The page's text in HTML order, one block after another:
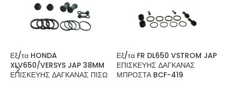
Εξ/τα HONDA
XLV650/VERSYS JAP 38MM
ΕΠΙΣΚΕΥΗΣ ΔΑΓΚΑΝΑΣ ΠΙΣΩ
Εξ/τα FR DL650 VSTROM JAP
ΕΠΙΣΚΕΥΗΣ ΔΑΓΚΑΝΑΣ
ΜΠΡΟΣΤΑ BCF-419